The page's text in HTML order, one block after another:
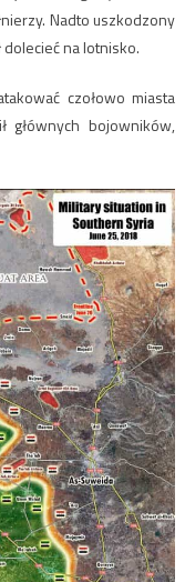
Nadto uszkodzony
dolecieć na lotnisko.
czołowo miasta
głównych bojowników,